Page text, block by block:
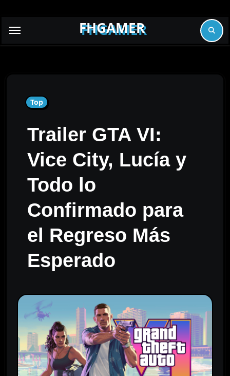
FHGAMER
Top
Trailer GTA VI:
Vice City, Lucía y
Todo lo
Confirmado para
el Regreso Más
Esperado